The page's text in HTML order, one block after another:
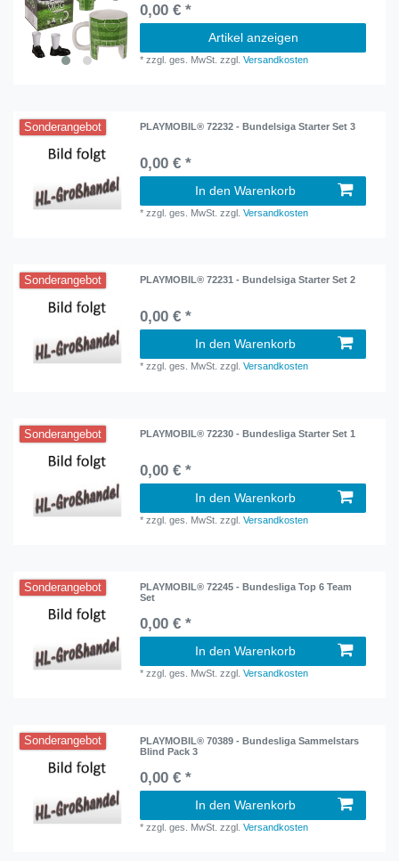
0,00 € *
Artikel anzeigen
*zzgl. ges. MwSt. zzgl.Versandkosten
Sonderangebot PLAYMOBIL® 72232 - Bundelsiga Starter Set 3
0,00 € *
In den Warenkorb
*zzgl. ges. MwSt. zzgl.Versandkosten
Sonderangebot PLAYMOBIL® 72231 - Bundelsiga Starter Set 2
0,00 € *
In den Warenkorb
*zzgl. ges. MwSt. zzgl.Versandkosten
Sonderangebot PLAYMOBIL® 72230 - Bundesliga Starter Set 1
0,00 € *
In den Warenkorb
*zzgl. ges. MwSt. zzgl.Versandkosten
Sonderangebot
PLAYMOBIL® 72245 - Bundesliga Top 6 Team
Set
0,00 € *
In den Warenkorb
*zzgl. ges. MwSt. zzgl.Versandkosten
Sonderangebot
PLAYMOBIL® 70389 - Bundesliga Sammelstars
Blind Pack 3
0,00 € *
In den Warenkorb
*zzgl. ges. MwSt. zzgl.Versandkosten